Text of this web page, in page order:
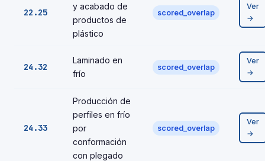
22.25
y acabado de
productos de
plástico
scored_overlap
Ver
→
24.32
Laminado en
frío
scored_overlap
Ver
→
24.33
Producción de
perfiles en frío
por
conformación
con plegado
scored_overlap
Ver
→